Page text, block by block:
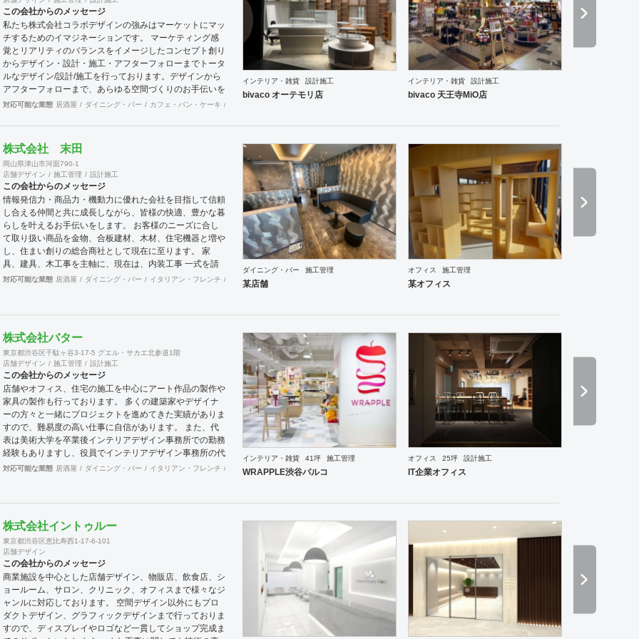
この会社からのメッセージ
私たち株式会社コラボデザインの強みはマーケットにマッ
チするためのイマジネーションです。 マーケティング感
覚とリアリティのバランスをイメージしたコンセプト創り
からデザイン・設計・施工・アフターフォローまでトータ
ルなデザイン/設計/施工を行っております。デザインから
アフターフォローまで、あらゆる空間づくりのお手伝いを
全国規模で実施できます。上海にもオフィスがございます
対応可能な業態 居酒屋 ダイニング・バー カフェ・パン・ケーキ
インテリア・雑貨 設計施工
bivaco オーテモリ店
インテリア・雑貨 設計施工
bivaco 天王寺MiO店
株式会社 末田
岡山県津山市河面790-1
店舗デザイン
施工管理 設計施工
この会社からのメッセージ
情報発信力・商品力・機動力に優れた会社を目指して信頼
し合える仲間と共に成長しながら、皆様の快適、豊かな暮
らしを叶えるお手伝いをします。 お客様のニーズに合し
て取り扱い商品を金物、合板建材、木材、住宅機器と増や
し、住まい創りの総合商社として現在に至ります。 家
具、建具、木工事を主軸に、現在は、内装工事 一式を請
負、お仕事させて頂いております。 お客様に接するとき
住空間の創出の実現に向け、積極的行動、目標と達成、社
底上げ、活性化に努め成長していきたいと思います。
対応可能な業態 居酒屋 ダイニング・バー イタリアン・フレンチ ラーメン・そば・うどん アパレル インテリア・雑貨
ダイニング・バー 施工管理
某店舗
オフィス 施工管理
某オフィス
株式会社バター
東京都渋谷区千駄ヶ谷3-17-5 グエル・サカエ北参道1階
店舗デザイン
施工管理 設計施工
この会社からのメッセージ
店舗やオフィス、住宅の施工を中心にアート作品の製作や
家具の製作も行っております。 多くの建築家やデザイナ
ーの方々と一緒にプロジェクトを進めてきた実績がありま
すので、難易度の高い仕事に自信があります。 また、代
表は美術大学を卒業後インテリアデザイン事務所での勤務
経験もありますし、役員でインテリアデザイン事務所の代
表を務めている者もおり、社内に4名のデザイナーを有し
すので、社内で5名と専属の外注監理1名の6名で物件規模
人を抱えており、内装工事において大きなボリュームを締
める木工家具の製作には質、量ともに自信を持っておりま
す。 その他、自社で飲食店を経営しており業態の開発や
レシピ提供、仕入先のコーディネート、人材教育なども行
っており設計や施工だけにとらわれない様々な引き合いが
あります。 大手企業の新業態開発の際の社外プロジェク
トメンバーとしてノウハウ提供などの実績もあります。
対応可能な業態 居酒屋 ダイニング・バー イタリアン・フレンチ カフェ・パン・ケーキ ラーメン・そば・うどん 和食・寿司 焼肉・中華料理・韓国料理
インテリア・雑貨 41坪 施工管理
WRAPPLE渋谷パルコ
オフィス 25坪 設計施工
IT企業オフィス
株式会社イントゥルー
東京都渋谷区恵比寿西1-17-6-101
店舗デザイン
この会社からのメッセージ
商業施設を中心とした店舗デザイン、物販店、飲食店、シ
ョールーム、サロン、クリニック、オフィスまで様々なジ
ャンルに対応しております。 空間デザイン以外にもプロ
ダクトデザイン、グラフィックデザインまで行っておりま
すので、ディスプレイやロゴなど一貫してショップ完成ま